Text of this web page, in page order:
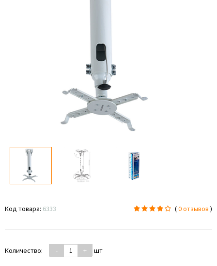
Код товара: 6333 (0 отзывов )
Количество: - + шт